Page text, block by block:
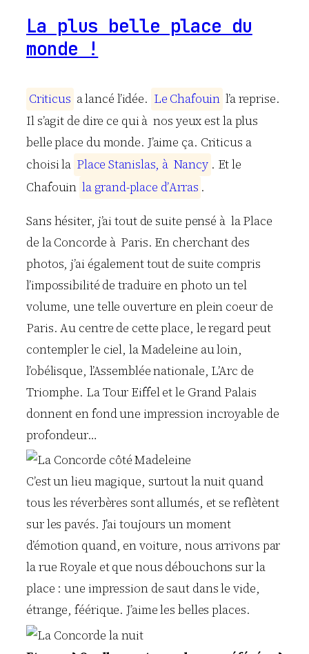
La plus belle place du
monde !
Criticus a lancé l’idée. Le Chafouin l’a reprise.
Il s’agit de dire ce qui à nos yeux est la plus
belle place du monde. J’aime ça. Criticus a
choisi la Place Stanislas, à Nancy . Et le
Chafouin la grand-place d’Arras .
Sans hésiter, j’ai tout de suite pensé à la Place
de la Concorde à Paris. En cherchant des
photos, j’ai également tout de suite compris
l’impossibilité de traduire en photo un tel
volume, une telle ouverture en plein coeur de
Paris. Au centre de cette place, le regard peut
contempler le ciel, la Madeleine au loin,
l’obélisque, l’Assemblée nationale, L’Arc de
Triomphe. La Tour Eiffel et le Grand Palais
donnent en fond une impression incroyable de
profondeur…
C’est un lieu magique, surtout la nuit quand
tous les réverbères sont allumés, et se reflètent
sur les pavés. J’ai toujours un moment
d’émotion quand, en voiture, nous arrivons par
la rue Royale et que nous débouchons sur la
place : une impression de saut dans le vide,
étrange, féérique. J’aime les belles places.